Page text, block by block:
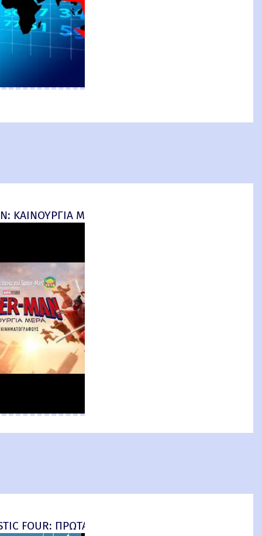
ΚΑΙΝΟΥΡΓΙΑ ΜΕΡΑ (Spider-Man: Brand New Day)
Brand New Day) New Threat
FOUR: ΠΡΩΤΑ ΒΗΜΑΤΑ - final